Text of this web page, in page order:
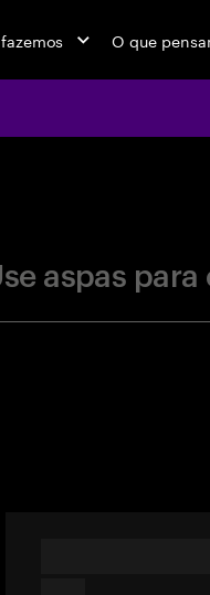
O que
aspas